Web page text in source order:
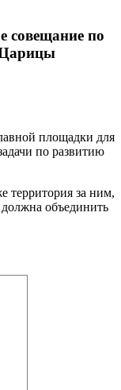
совещание по
Царицы
площадки для
по развитию
территория за ним,
объединить